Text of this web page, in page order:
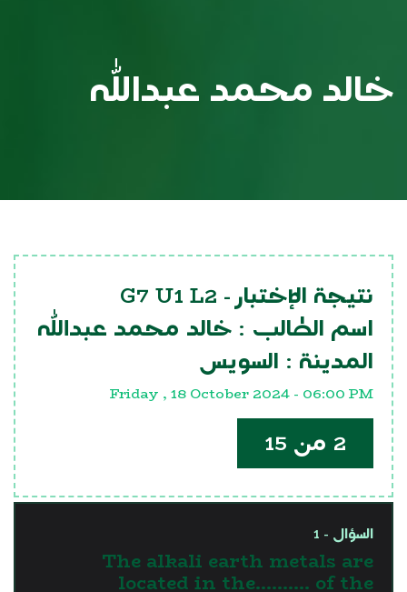
خالد محمد عبدالله
نتيجة الإختبار - G7 U1 L2
اسم الطالب : خالد محمد عبدالله
المدينة : السويس
Friday , 18 October 2024 - 06:00 PM
2 من 15
السؤال - 1
The alkali earth metals are
located in the.......... of the